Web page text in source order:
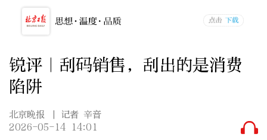
锐评｜刮码销售，刮出的是消费
陷阱
北京晚报
| 记者 辛音
2026-05-14 14:01